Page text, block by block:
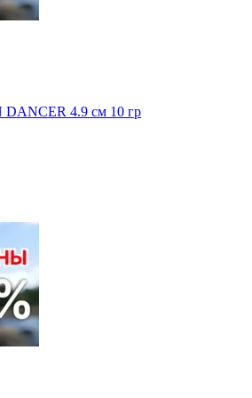
DANCER 4.9 см 10 гр